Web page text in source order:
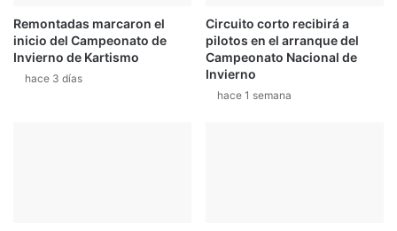
Remontadas marcaron el
inicio del Campeonato de
Invierno de Kartismo
hace 3 días
Circuito corto recibirá a
pilotos en el arranque del
Campeonato Nacional de
Invierno
hace 1 semana